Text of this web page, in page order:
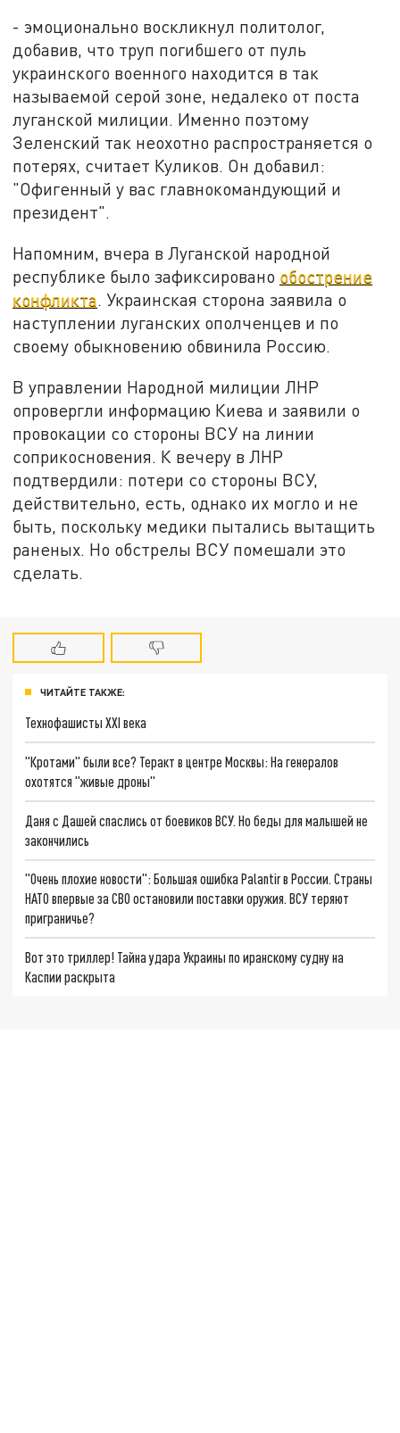
- эмоционально воскликнул политолог,
добавив, что труп погибшего от пуль
украинского военного находится в так
называемой серой зоне, недалеко от поста
луганской милиции. Именно поэтому
Зеленский так неохотно распространяется о
потерях, считает Куликов. Он добавил:
"Офигенный у вас главнокомандующий и
президент".
Напомним, вчера в Луганской народной
республике было зафиксировано обострение
конфликта. Украинская сторона заявила о
наступлении луганских ополченцев и по
своему обыкновению обвинила Россию.
В управлении Народной милиции ЛНР
опровергли информацию Киева и заявили о
провокации со стороны ВСУ на линии
соприкосновения. К вечеру в ЛНР
подтвердили: потери со стороны ВСУ,
действительно, есть, однако их могло и не
быть, поскольку медики пытались вытащить
раненых. Но обстрелы ВСУ помешали это
сделать.
ЧИТАЙТЕ ТАКЖЕ:
Технофашисты XXI века
"Кротами" были все? Теракт в центре Москвы: На генералов
охотятся "живые дроны"
Даня с Дашей спаслись от боевиков ВСУ. Но беды для малышей не
закончились
"Очень плохие новости": Большая ошибка Palantir в России. Страны
НАТО впервые за СВО остановили поставки оружия. ВСУ теряют
приграничье?
Вот это триллер! Тайна удара Украины по иранскому судну на
Каспии раскрыта